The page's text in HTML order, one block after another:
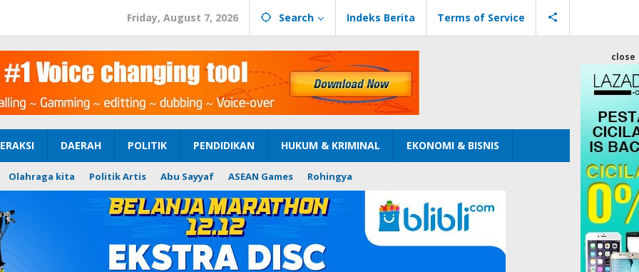
Friday, August 7, 2026 Search Indeks Berita Terms of Service
DAERAH POLITIK PENDIDIKAN HUKUM & KRIMINAL EKONOMI & BISNIS
Olahraga kita Politik Artis Abu Sayyaf ASEAN Games Rohingya
close